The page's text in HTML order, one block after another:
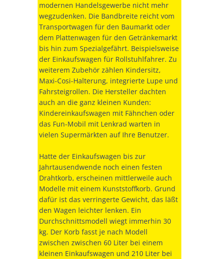
modernen Handelsgewerbe nicht mehr
wegzudenken. Die Bandbreite reicht vom
Transportwagen für den Baumarkt oder
dem Plattenwagen für den Getränkemarkt
bis hin zum Spezialgefährt. Beispielsweise
der Einkaufswagen für Rollstuhlfahrer. Zu
weiterem Zubehör zählen Kindersitz,
Maxi-Cosi-Halterung, integrierte Lupe und
Fahrsteigrollen. Die Hersteller dachten
auch an die ganz kleinen Kunden:
Kindereinkaufswagen mit Fähnchen oder
das Fun-Mobil mit Lenkrad warten in
vielen Supermärkten auf Ihre Benutzer.
Hatte der Einkaufswagen bis zur
Jahrtausendwende noch einen festen
Drahtkorb, erscheinen mittlerweile auch
Modelle mit einem Kunststoffkorb. Grund
dafür ist das verringerte Gewicht, das läßt
den Wagen leichter lenken. Ein
Durchschnittsmodell wiegt immerhin 30
kg. Der Korb fasst je nach Modell
zwischen zwischen 60 Liter bei einem
kleinen Einkaufswagen und 210 Liter bei